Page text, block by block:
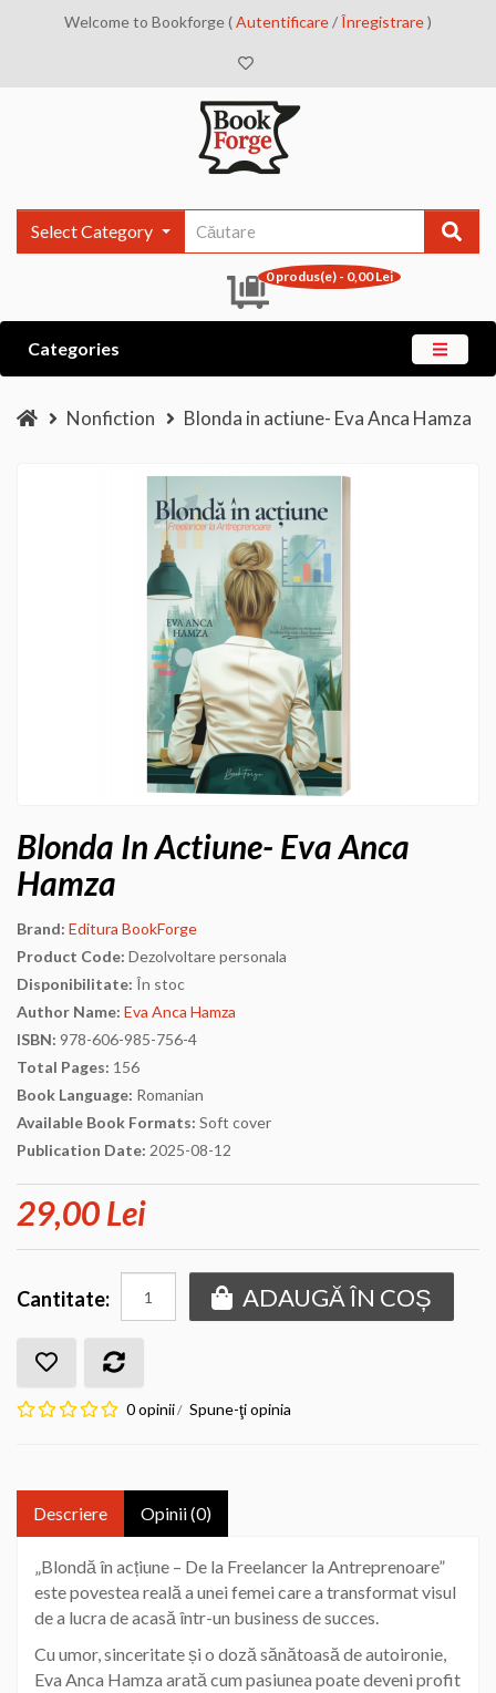
Welcome to Bookforge (Autentificare/Înregistrare)
Select Category
0 produs(e) - 0,00 Lei
Categories
Nonfiction Blonda in actiune- Eva Anca Hamza
Blonda In Actiune- Eva Anca
Hamza
Brand: Editura BookForge
Product Code: Dezolvoltare personala
Disponibilitate: În stoc
Author Name: Eva Anca Hamza
ISBN: 978-606-985-756-4
Total Pages: 156
Book Language: Romanian
Available Book Formats: Soft cover
Publication Date: 2025-08-12
29,00 Lei
Cantitate: ADAUGĂ ÎN COȘ
0 opinii/ Spune-ţi opinia
Descriere Opinii (0)
„Blondă în acțiune – De la Freelancer la Antreprenoare”
este povestea reală a unei femei care a transformat visul
de a lucra de acasă într-un business de succes.
Cu umor, sinceritate și o doză sănătoasă de autoironie,
Eva Anca Hamza arată cum pasiunea poate deveni profit